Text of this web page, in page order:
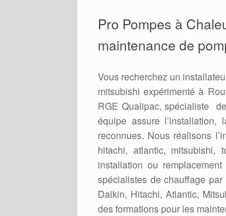
Pro Pompes à
maintenance de
Vous recherchez un
mitsubishi expérimenté à
RGE Qualipac, spécialiste
équipe assure
reconnues. Nous réalisons
hitachi, atlantic, mitsubishi,
installation ou
spécialistes de chauffage
Daikin, Hitachi, Atlantic,
des formations pour les